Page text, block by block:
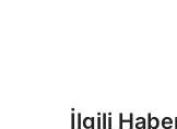
İlgili